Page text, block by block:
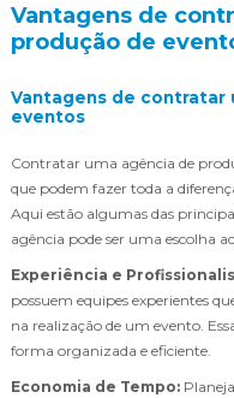
Vantagens de
produção de
Vantagens de contratar
eventos
Contratar uma agência de
que podem fazer toda a
Aqui estão algumas das
agência pode ser uma escolha
Experiência e
possuem equipes experientes
na realização de um evento.
forma organizada e eficiente.
Economia de Tempo: